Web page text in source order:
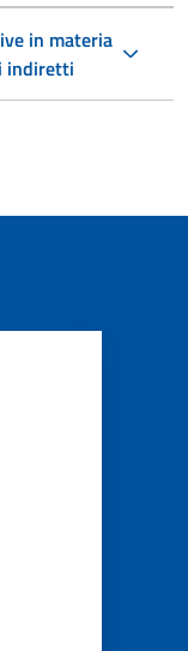
in materia
indiretti